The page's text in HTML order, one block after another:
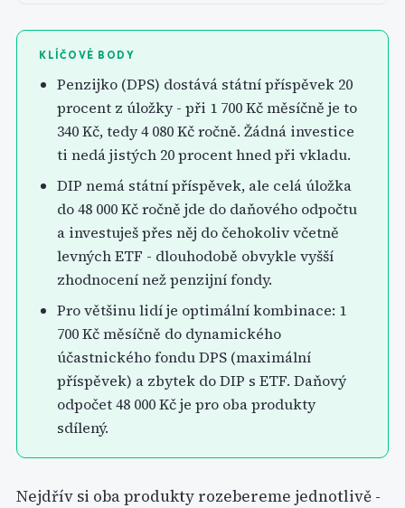
KLÍČOVÉ BODY
Penzijko (DPS) dostává státní příspěvek 20
procent z úložky - při 1 700 Kč měsíčně je to
340 Kč, tedy 4 080 Kč ročně. Žádná investice
ti nedá jistých 20 procent hned při vkladu.
DIP nemá státní příspěvek, ale celá úložka
do 48 000 Kč ročně jde do daňového odpočtu
a investuješ přes něj do čehokoliv včetně
levných ETF - dlouhodobě obvykle vyšší
zhodnocení než penzijní fondy.
Pro většinu lidí je optimální kombinace: 1
700 Kč měsíčně do dynamického
účastnického fondu DPS (maximální
příspěvek) a zbytek do DIP s ETF. Daňový
odpočet 48 000 Kč je pro oba produkty
sdílený.
Nejdřív si oba produkty rozebereme jednotlivě -